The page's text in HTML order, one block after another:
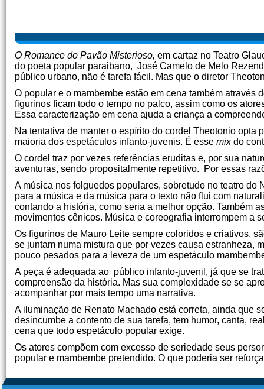
O Romance do Pavão Misterioso, em cartaz no Teatro
do poeta popular paraibano, José Camelo de Melo
público urbano, não é tarefa fácil. Mas que o diretor
O popular e o mambembe estão em cena também através
figurinos ficam todo o tempo no palco, assim como os
Essa caracterização em cena ajuda a criança a
Na tentativa de manter o espírito do cordel Theotonio
maioria dos espetáculos infanto-juvenis. É esse mix do
O cordel traz por vezes referências eruditas e, por sua
aventuras, sendo propositalmente repetitivo. Por essas
A música nos folguedos populares, sobretudo no teatro
para a música e da música para o texto não flui com
contando a história, como seria a melhor opção. Também
movimentos cênicos. Música e coreografia interrompem a
Os figurinos de Mauro Leite sempre coloridos e criativos,
se juntam numa mistura que por vezes causa estranheza,
pouco pesados para a leveza de um espetáculo
A peça é adequada ao público infanto-juvenil, já que se
compreensão da história. Mas sua complexidade se se
acompanhar por mais tempo uma narrativa.
A iluminação de Renato Machado está correta, ainda que
desincumbe a contento de sua tarefa, tem humor, canta,
cena que todo espetáculo popular exige.
Os atores compõem com excesso de seriedade seus
popular e mambembe pretendido. O que poderia ser